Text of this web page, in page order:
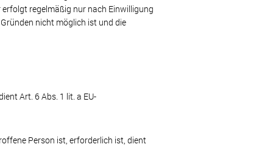
regelmäßig nur nach Einwilligung
nicht möglich ist und die
Art. 6 Abs. 1 lit. a EU-
Person ist, erforderlich ist, dient